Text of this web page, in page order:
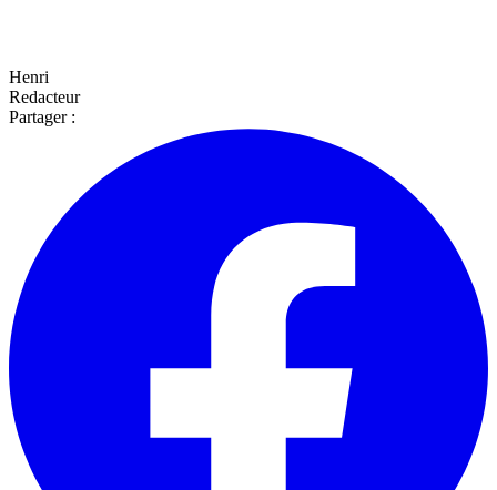
Henri
Redacteur
Partager :